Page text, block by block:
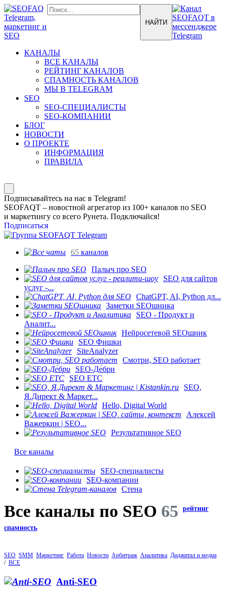
КАНАЛЫ
ВСЕ КАНАЛЫ
РЕЙТИНГ КАНАЛОВ
СПАМНОСТЬ КАНАЛОВ
МЫ В TELEGRAM
SEO
SEO-СПЕЦИАЛИСТЫ
SEO-КОМПАНИИ
БЛОГ
НОВОСТИ
О ПРОЕКТЕ
ИНФОРМАЦИЯ
ПРАВИЛА
Подписывайтесь на нас в Telegram!
SEOFAQT – новостной агрегатор из 100+ каналов по SEO
и маркетингу со всего Рунета. Подключайся!
Подписаться
65 каналов
Палыч про SEO
SEO для сайтов
услуг -...
ChatGPT, AI, Python дл...
Заметки SEOшника
SEO - Продукт и
Аналит...
Нейросетевой SEOшник
SEO Фишки
SiteAnalyzer
Смотри, SEO работает
SEO-Де́бри
SEO ETC
SEO,
Я.Директ & Маркет...
Hello, Digital World
Алексей
Важеркин | SEO...
Результативное SEO
Все каналы
SEO-специалисты
SEO-компании
Стена
Все каналы по SEO 65 рейтинг
спамность
SEO SMM Маркетинг Работа Новости Арбитраж Аналитика Диджитал и медиа
/ ВСЕ
Anti-SEO